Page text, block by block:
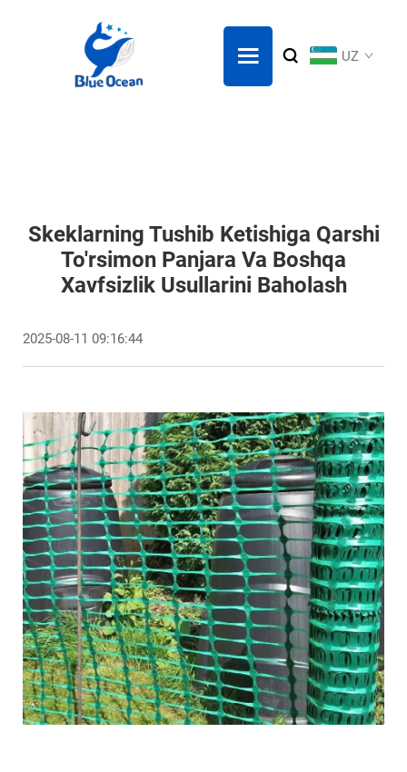
UZ
Skeklarning Tushib Ketishiga Qarshi
To'rsimon Panjara Va Boshqa
Xavfsizlik Usullarini Baholash
2025-08-11 09:16:44